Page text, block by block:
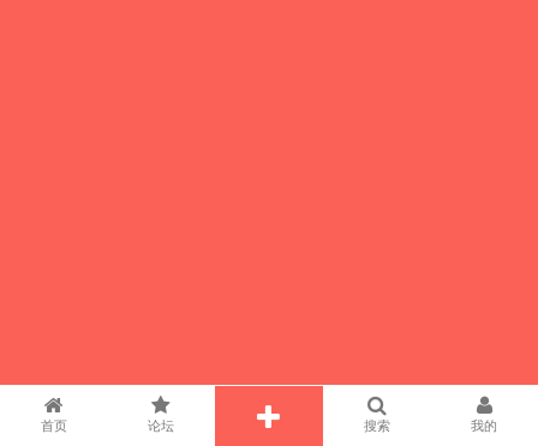
首页 论坛 搜索 我的